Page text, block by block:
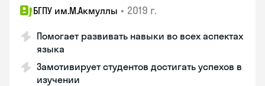
БГПУ им.М.Акмуллы • 2019 г.
Помогает развивать навыки во всех аспектах
языка
Замотивирует студентов достигать успехов в
изучении